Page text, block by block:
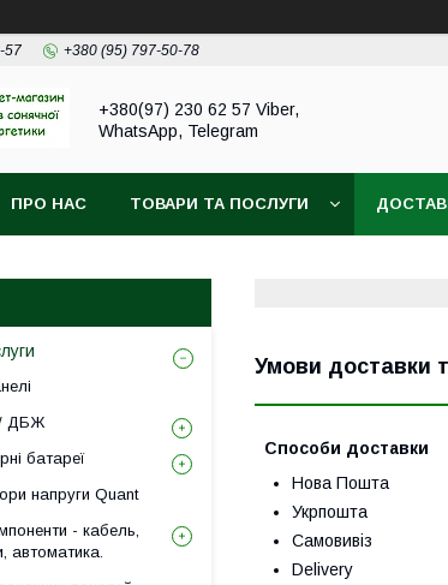
57 +380 (95) 797-50-78
+380(97) 230 62 57 Viber,
WhatsApp, Telegram
ПРО НАС ТОВАРИ ТА ПОСЛУГИ
Умови доставки
Способи доставки
Нова Пошта
Укрпошта
Самовивіз
Delivery
/ ДБЖ
батареї
напруги Quant
- кабель,
автоматика.